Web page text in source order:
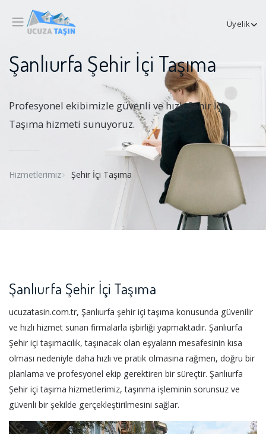
Üyelik
Şanlıurfa Şehir İçi Taşıma
Profesyonel ekibimizle güvenli ve hızlı Şehir İçi
Taşıma hizmeti sunuyoruz.
Hizmetlerimiz Şehir İçi Taşıma
Şanlıurfa Şehir İçi Taşıma
ucuzatasin.com.tr, Şanlıurfa şehir içi taşıma konusunda güvenilir
ve hızlı hizmet sunan firmalarla işbirliği yapmaktadır. Şanlıurfa
Şehir içi taşımacılık, taşınacak olan eşyaların mesafesinin kısa
olması nedeniyle daha hızlı ve pratik olmasına rağmen, doğru bir
planlama ve profesyonel ekip gerektiren bir süreçtir. Şanlıurfa
Şehir içi taşıma hizmetlerimiz, taşınma işleminin sorunsuz ve
güvenli bir şekilde gerçekleştirilmesini sağlar.